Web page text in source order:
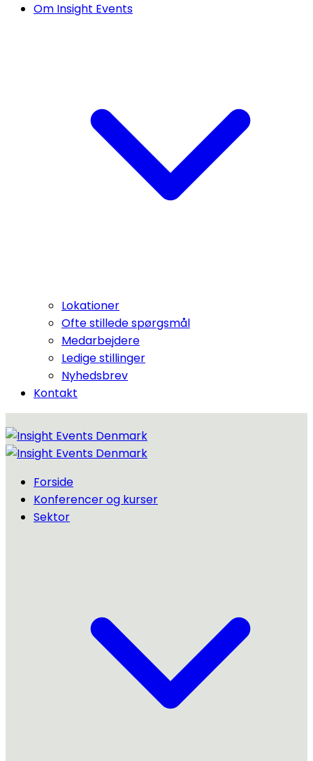
Om Insight Events
Lokationer
Ofte stillede spørgsmål
Medarbejdere
Ledige stillinger
Nyhedsbrev
Kontakt
Forside
Konferencer og kurser
Sektor